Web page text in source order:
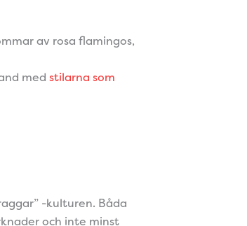
av rosa flamingos,
med stilarna som
-kulturen. Båda
och inte minst